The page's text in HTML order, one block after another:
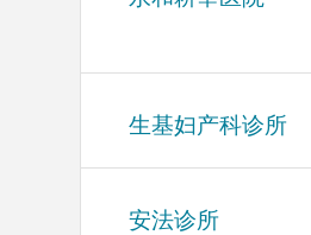
生基妇产科诊所
安法诊所